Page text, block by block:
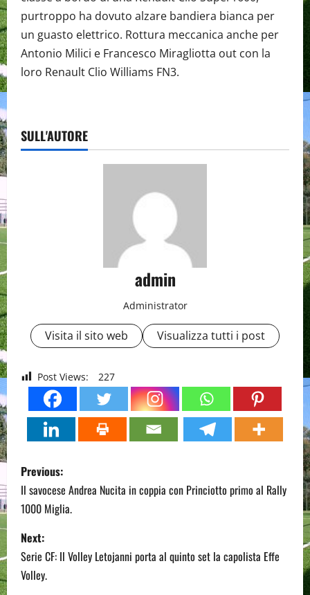
purtroppo ha dovuto alzare bandiera bianca per
un guasto elettrico. Rottura meccanica anche per
Antonio Milici e Francesco Miragliotta out con la
loro Renault Clio Williams FN3.
SULL'AUTORE
admin
Administrator
Visita il sito web Visualizza tutti i post
Post Views: 227
P
o
s
t
n
Previous:
Il savocese Andrea Nucita in coppia con Princiotto primo al Rally
1000 Miglia.
Next:
Serie CF: Il Volley Letojanni porta al quinto set la capolista Effe
Volley.